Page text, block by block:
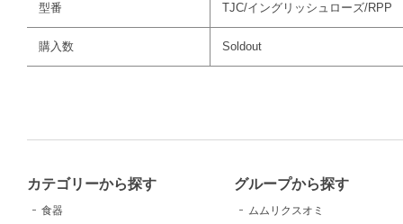
型番 TJC/イングリッシュローズ/RPP
購入数 Soldout
カテゴリーから探す
食器
グループから探す
ムムリクスオミ